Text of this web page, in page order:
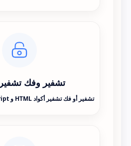
تشفير وفك تشفير
تشفير أو فك تشفير أكواد HTML و Javascript ونصوص URL